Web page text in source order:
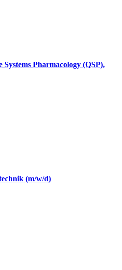
Pharmacology (QSP),
(m/w/d)